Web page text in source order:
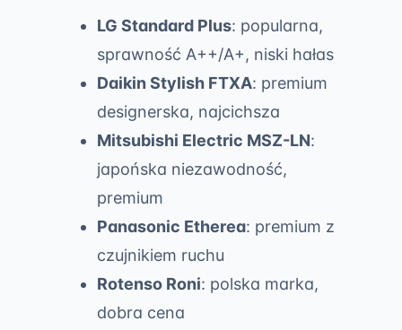
LG Standard Plus: popularna,
sprawność A++/A+, niski hałas
Daikin Stylish FTXA: premium
designerska, najcichsza
Mitsubishi Electric MSZ-LN:
japońska niezawodność,
premium
Panasonic Etherea: premium z
czujnikiem ruchu
Rotenso Roni: polska marka,
dobra cena